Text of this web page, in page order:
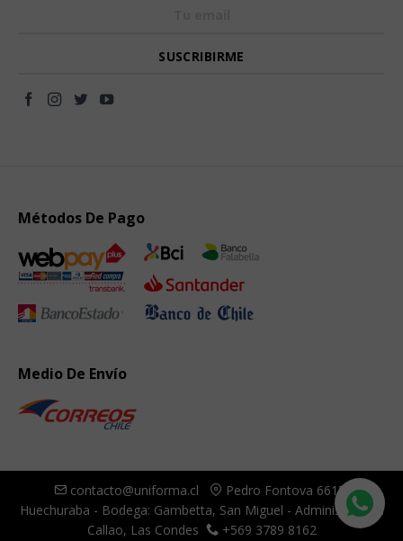
Métodos De Pago
Medio De Envío
contacto@uniforma.cl
Pedro Fontova 6615,
Huechuraba - Bodega: Gambetta, San Miguel - Administración:
Callao, Las Condes
+569 3789 8162